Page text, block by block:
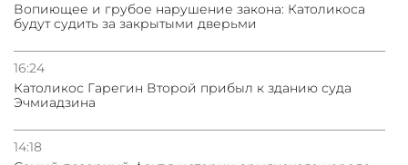
Вопиющее и грубое нарушение закона: Католикоса
будут судить за закрытыми дверьми
16:24
Католикос Гарегин Второй прибыл к зданию суда
Эчмиадзина
14:18